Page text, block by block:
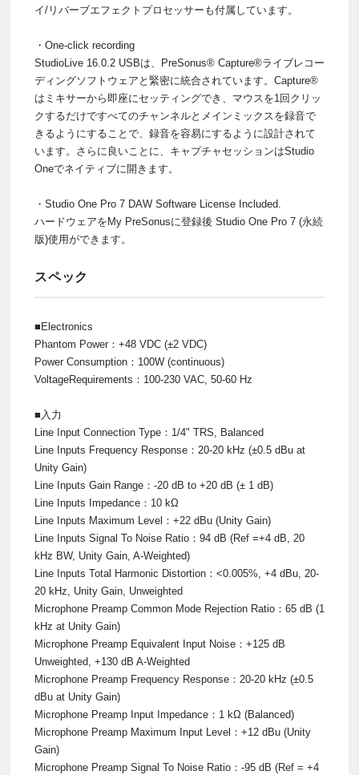
イ/リバーブエフェクトプロセッサーも付属しています。
・One-click recording
StudioLive 16.0.2 USBは、PreSonus® Capture®ライブレコー
ディングソフトウェアと緊密に統合されています。Capture®
はミキサーから即座にセッティングでき、マウスを1回クリッ
クするだけですべてのチャンネルとメインミックスを録音で
きるようにすることで、録音を容易にするように設計されて
います。さらに良いことに、キャプチャセッションはStudio
Oneでネイティブに開きます。
・Studio One Pro 7 DAW Software License Included.
ハードウェアをMy PreSonusに登録後 Studio One Pro 7 (永続
版)使用ができます。
スペック
■Electronics
Phantom Power：+48 VDC (±2 VDC)
Power Consumption：100W (continuous)
VoltageRequirements：100-230 VAC, 50-60 Hz
■入力
Line Input Connection Type：1/4" TRS, Balanced
Line Inputs Frequency Response：20-20 kHz (±0.5 dBu at
Unity Gain)
Line Inputs Gain Range：-20 dB to +20 dB (± 1 dB)
Line Inputs Impedance：10 kΩ
Line Inputs Maximum Level：+22 dBu (Unity Gain)
Line Inputs Signal To Noise Ratio：94 dB (Ref =+4 dB, 20
kHz BW, Unity Gain, A-Weighted)
Line Inputs Total Harmonic Distortion：<0.005%, +4 dBu, 20-
20 kHz, Unity Gain, Unweighted
Microphone Preamp Common Mode Rejection Ratio：65 dB (1
kHz at Unity Gain)
Microphone Preamp Equivalent Input Noise：+125 dB
Unweighted, +130 dB A-Weighted
Microphone Preamp Frequency Response：20-20 kHz (±0.5
dBu at Unity Gain)
Microphone Preamp Input Impedance：1 kΩ (Balanced)
Microphone Preamp Maximum Input Level：+12 dBu (Unity
Gain)
Microphone Preamp Signal To Noise Ratio：-95 dB (Ref = +4